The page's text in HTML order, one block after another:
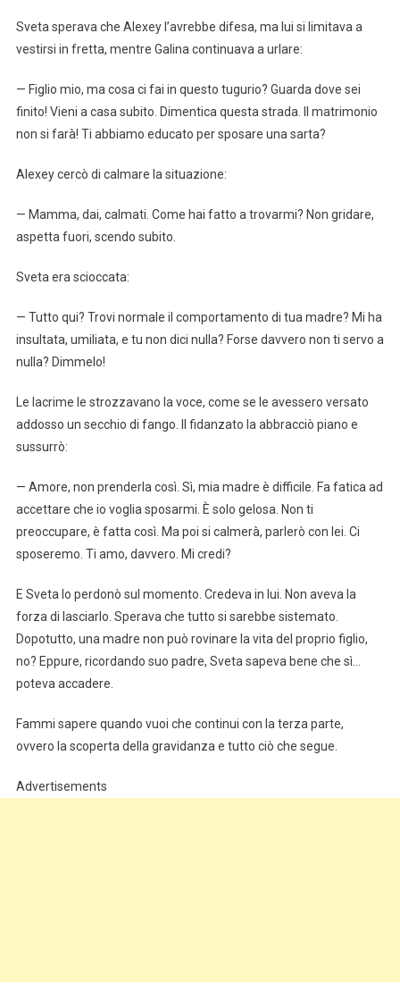
Sveta sperava che Alexey l’avrebbe difesa, ma lui si limitava a
vestirsi in fretta, mentre Galina continuava a urlare:
— Figlio mio, ma cosa ci fai in questo tugurio? Guarda dove sei
finito! Vieni a casa subito. Dimentica questa strada. Il matrimonio
non si farà! Ti abbiamo educato per sposare una sarta?
Alexey cercò di calmare la situazione:
— Mamma, dai, calmati. Come hai fatto a trovarmi? Non gridare,
aspetta fuori, scendo subito.
Sveta era scioccata:
— Tutto qui? Trovi normale il comportamento di tua madre? Mi ha
insultata, umiliata, e tu non dici nulla? Forse davvero non ti servo a
nulla? Dimmelo!
Le lacrime le strozzavano la voce, come se le avessero versato
addosso un secchio di fango. Il fidanzato la abbracciò piano e
sussurrò:
— Amore, non prenderla così. Sì, mia madre è difficile. Fa fatica ad
accettare che io voglia sposarmi. È solo gelosa. Non ti
preoccupare, è fatta così. Ma poi si calmerà, parlerò con lei. Ci
sposeremo. Ti amo, davvero. Mi credi?
E Sveta lo perdonò sul momento. Credeva in lui. Non aveva la
forza di lasciarlo. Sperava che tutto si sarebbe sistemato.
Dopotutto, una madre non può rovinare la vita del proprio figlio,
no? Eppure, ricordando suo padre, Sveta sapeva bene che sì…
poteva accadere.
Fammi sapere quando vuoi che continui con la terza parte,
ovvero la scoperta della gravidanza e tutto ciò che segue.
Advertisements